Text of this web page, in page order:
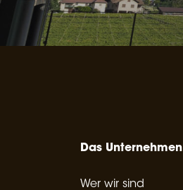
Das Unternehmen
Wer wir sind